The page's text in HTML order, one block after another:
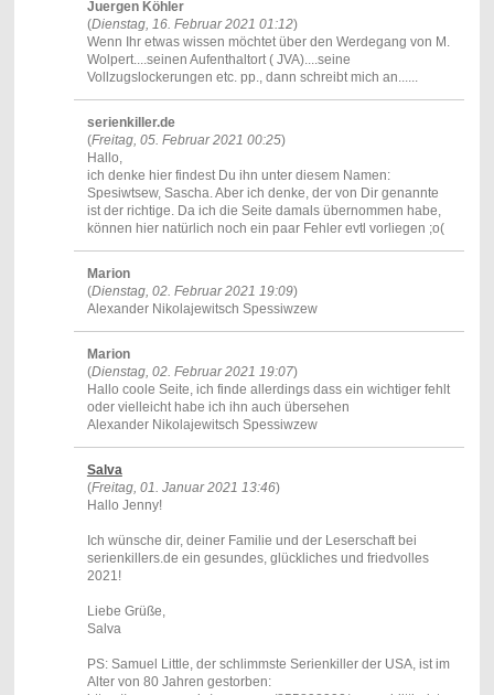
Juergen Köhler
(Dienstag, 16. Februar 2021 01:12)
Wenn Ihr etwas wissen möchtet über den Werdegang von M.
Wolpert....seinen Aufenthaltort ( JVA)....seine
Vollzugslockerungen etc. pp., dann schreibt mich an......
serienkiller.de
(Freitag, 05. Februar 2021 00:25)
Hallo,
ich denke hier findest Du ihn unter diesem Namen:
Spesiwtsew, Sascha. Aber ich denke, der von Dir genannte
ist der richtige. Da ich die Seite damals übernommen habe,
können hier natürlich noch ein paar Fehler evtl vorliegen ;o(
Marion
(Dienstag, 02. Februar 2021 19:09)
Alexander Nikolajewitsch Spessiwzew
Marion
(Dienstag, 02. Februar 2021 19:07)
Hallo coole Seite, ich finde allerdings dass ein wichtiger fehlt
oder vielleicht habe ich ihn auch übersehen
Alexander Nikolajewitsch Spessiwzew
Salva
(Freitag, 01. Januar 2021 13:46)
Hallo Jenny!
Ich wünsche dir, deiner Familie und der Leserschaft bei
serienkillers.de ein gesundes, glückliches und friedvolles
2021!
Liebe Grüße,
Salva
PS: Samuel Little, der schlimmste Serienkiller der USA, ist im
Alter von 80 Jahren gestorben: